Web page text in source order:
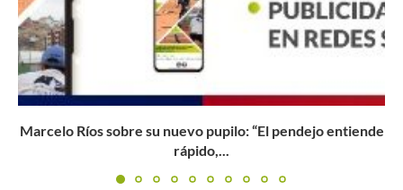
Wimbledon 2026: Kristina Mladenovic y Guo Hanyu
reinan en el...